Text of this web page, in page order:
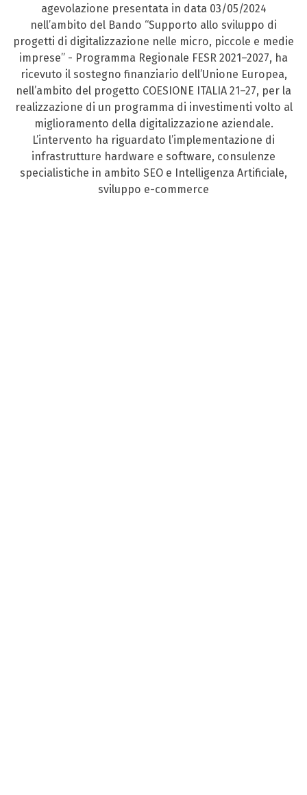
agevolazione presentata in data 03/05/2024
nell’ambito del Bando “Supporto allo sviluppo di
progetti di digitalizzazione nelle micro, piccole e medie
imprese” - Programma Regionale FESR 2021–2027, ha
ricevuto il sostegno finanziario dell’Unione Europea,
nell’ambito del progetto COESIONE ITALIA 21–27, per la
realizzazione di un programma di investimenti volto al
miglioramento della digitalizzazione aziendale.
L’intervento ha riguardato l’implementazione di
infrastrutture hardware e software, consulenze
specialistiche in ambito SEO e Intelligenza Artificiale,
sviluppo e-commerce